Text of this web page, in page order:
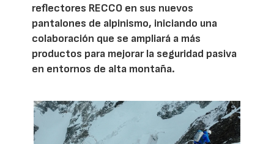
reflectores RECCO en sus nuevos
pantalones de alpinismo, iniciando una
colaboración que se ampliará a más
productos para mejorar la seguridad pasiva
en entornos de alta montaña.